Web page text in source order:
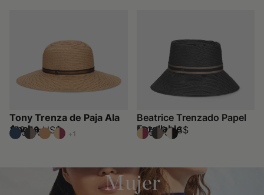
Tony Trenza de Paja Ala
Ancha
152,50 US$
305 US$ +1
Beatrice Trenzado Papel
Enrollable
152,50 US$
305 US$
Mujer